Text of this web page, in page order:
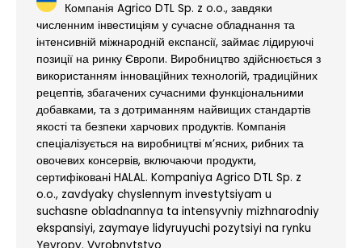
Компанія Agrico DTL Sp. z o.o., завдяки
численним інвестиціям у сучасне обладнання та
інтенсивній міжнародній експансії, займає лідируючі
позиції на ринку Європи. Виробництво здійснюється з
використанням інноваційних технологій, традиційних
рецептів, збагачених сучасними функціональними
добавками, та з дотриманням найвищих стандартів
якості та безпеки харчових продуктів. Компанія
спеціалізується на виробництві м’ясних, рибних та
овочевих консервів, включаючи продукти,
сертифіковані HALAL. Kompaniya Agrico DTL Sp. z
o.o., zavdyaky chyslennym investytsiyam u
suchasne obladnannya ta intensyvniy mizhnarodniy
ekspansiyi, zaymaye lidyruyuchi pozytsiyi na rynku